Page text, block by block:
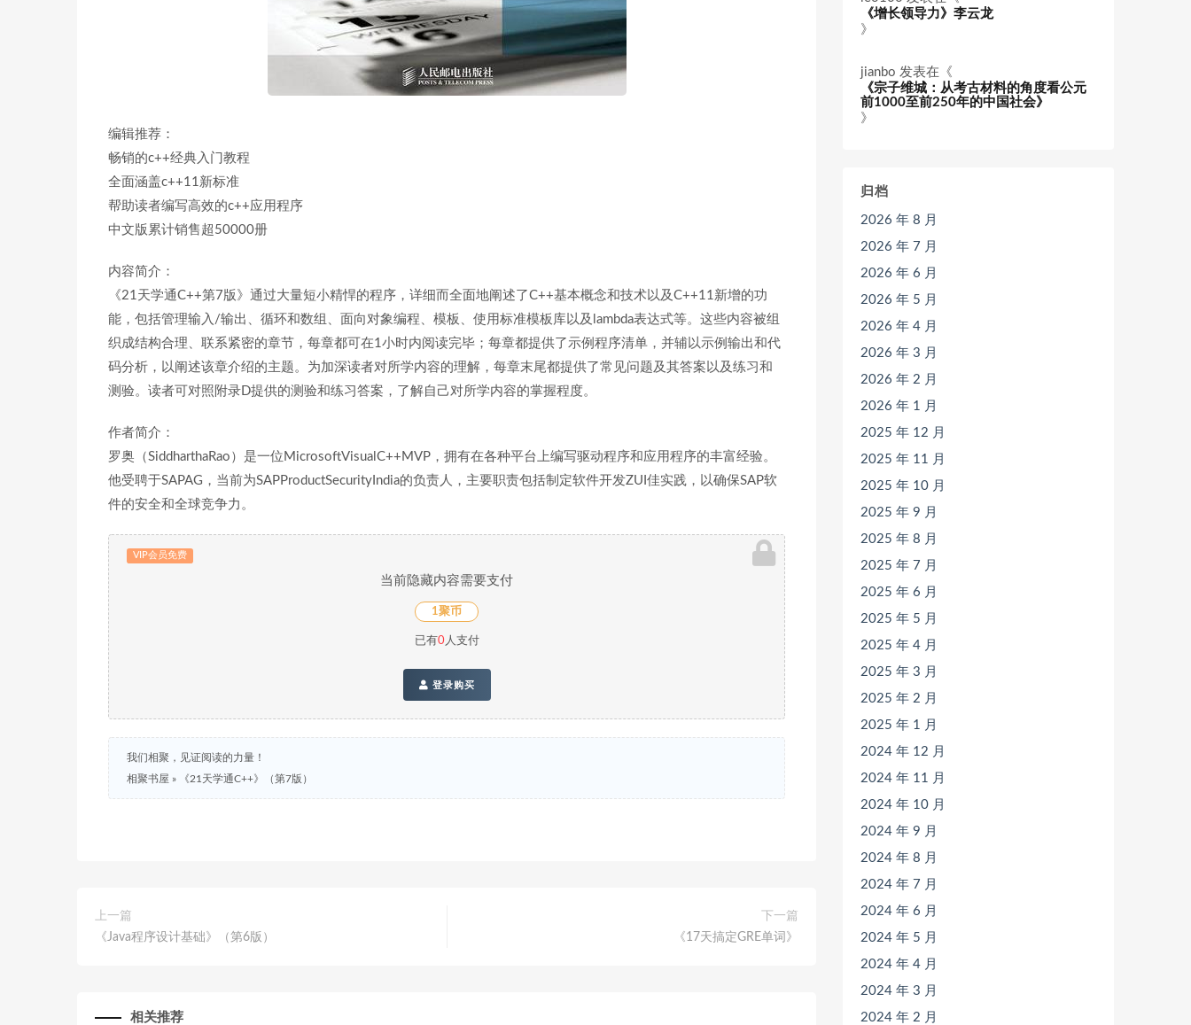
编辑推荐：
畅销的c++经典入门教程
全面涵盖c++11新标准
帮助读者编写高效的c++应用程序
中文版累计销售超50000册
内容简介：
《21天学通C++第7版》通过大量短小精悍的程序，详细而全面地阐述了C++基本概念和技术以及C++11新增的功
能，包括管理输入/输出、循环和数组、面向对象编程、模板、使用标准模板库以及lambda表达式等。这些内容被组
织成结构合理、联系紧密的章节，每章都可在1小时内阅读完毕；每章都提供了示例程序清单，并辅以示例输出和代
码分析，以阐述该章介绍的主题。为加深读者对所学内容的理解，每章末尾都提供了常见问题及其答案以及练习和
测验。读者可对照附录D提供的测验和练习答案，了解自己对所学内容的掌握程度。
作者简介：
罗奥（SiddharthaRao）是一位MicrosoftVisualC++MVP，拥有在各种平台上编写驱动程序和应用程序的丰富经验。
他受聘于SAPAG，当前为SAPProductSecurityIndia的负责人，主要职责包括制定软件开发ZUI佳实践，以确保SAP软
件的安全和全球竞争力。
VIP会员免费
当前隐藏内容需要支付
1聚币
已有0人支付
登录购买
我们相聚，见证阅读的力量！
相聚书屋 » 《21天学通C++》（第7版）
上一篇
《Java程序设计基础》（第6版）
下一篇
《17天搞定GRE单词》
相关推荐
《增长领导力》李云龙
》
jianbo 发表在《
《宗子维城：从考古材料的角度看公元
前1000至前250年的中国社会》
》
归档
2026 年 8 月
2026 年 7 月
2026 年 6 月
2026 年 5 月
2026 年 4 月
2026 年 3 月
2026 年 2 月
2026 年 1 月
2025 年 12 月
2025 年 11 月
2025 年 10 月
2025 年 9 月
2025 年 8 月
2025 年 7 月
2025 年 6 月
2025 年 5 月
2025 年 4 月
2025 年 3 月
2025 年 2 月
2025 年 1 月
2024 年 12 月
2024 年 11 月
2024 年 10 月
2024 年 9 月
2024 年 8 月
2024 年 7 月
2024 年 6 月
2024 年 5 月
2024 年 4 月
2024 年 3 月
2024 年 2 月